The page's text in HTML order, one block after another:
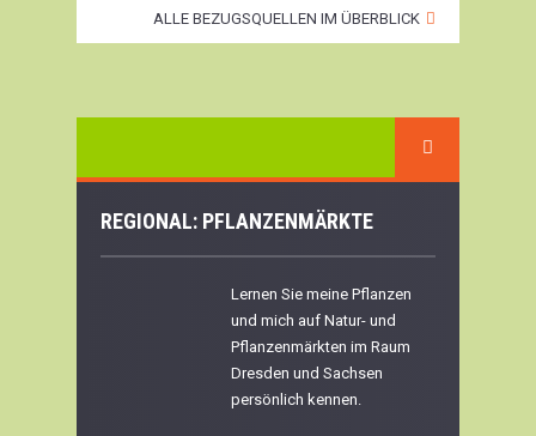
ALLE BEZUGSQUELLEN IM ÜBERBLICK
REGIONAL: PFLANZENMÄRKTE
Lernen Sie meine Pflanzen
und mich auf Natur- und
Pflanzenmärkten im Raum
Dresden und Sachsen
persönlich kennen.